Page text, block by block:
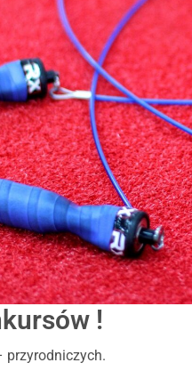
!
przyrodniczych.